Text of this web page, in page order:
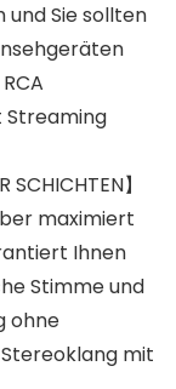
Sie sollten
Streaming
SCHICHTEN】
maximiert
Ihnen
Stimme und
ohne
mit